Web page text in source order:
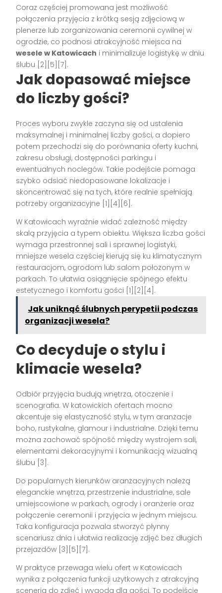
Coraz częściej promowana jest możliwość
połączenia przyjęcia z krótką sesją zdjęciową w
plenerze lub zorganizowania ceremonii cywilnej w
ogrodzie, co podnosi atrakcyjność miejsca na
wesele w Katowicach i minimalizuje logistykę w dniu
ślubu [2][5][7].
Jak dopasować miejsce
do liczby gości?
Proces wyboru zwykle zaczyna się od ustalenia
maksymalnej i minimalnej liczby gości, a dopiero
potem przechodzi się do porównania oferty kuchni,
zakresu obsługi, dostępności parkingu i
ewentualnych noclegów. Takie podejście pomaga
szybko odsiać niedopasowane lokalizacje i
skoncentrować się na tych, które realnie spełniają
potrzeby organizacyjne [1][4][6].
W Katowicach wyraźnie widać zależność między
skalą przyjęcia a typem obiektu. Większa liczba gości
wymaga przestronnej sali i sprawnej logistyki,
mniejsze wesela częściej kierują się ku klimatycznym
restauracjom, ogrodom lub salom położonym w
parkach. To ułatwia osiągnięcie spójnego efektu
estetycznego i komfortu gości [1][2][4].
Jak uniknąć ślubnych perypetii podczas
organizacji wesela?
Co decyduje o stylu i
klimacie wesela?
Odbiór przyjęcia budują wnętrza, otoczenie i
scenografia. W katowickich ofertach mocno
akcentuje się elastyczność stylu, w tym aranżacje
boho, rustykalne, glamour i industrialne. Dzięki temu
można zachować spójność między wystrojem sali,
elementami dekoracyjnymi i komunikacją wizualną
ślubu [3].
Do popularnych kierunków aranżacyjnych należą
eleganckie wnętrza, przestrzenie industrialne, sale
umiejscowione w parkach, ogrody i oranżerie oraz
połączenie ceremonii i przyjęcia w jednym miejscu.
Taka konfiguracja pozwala stworzyć płynny
scenariusz dnia i ułatwia realizację zdjęć bez długich
przejazdów [3][5][7].
W praktyce przewaga wielu ofert w Katowicach
wynika z połączenia funkcji użytkowych z atrakcyjną
scenerią do zdjęć i wygodą dla gości. To podejście